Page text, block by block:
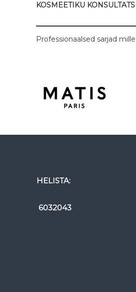
KOSMEETIKU
Professionaalsed sarjad
HELISTA:
6032043